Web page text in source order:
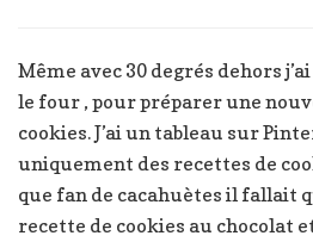
Même avec 30 degrés dehors
le four , pour préparer une
cookies. J’ai un tableau sur
uniquement des recettes de
que fan de cacahuètes il fallait
recette de cookies au chocolat